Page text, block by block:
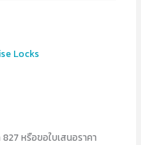
Locks
หรือขอใบเสนอราคา